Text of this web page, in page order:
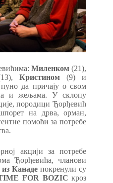
Миленком(21),
Кристином(9) и
да причају о свом
и жељама. У склопу
породици Ђорђевић
на дрва, орман,
помоћи за потребе
акцији за потребе
Ђорђевића, чланови
Канадепокренули су
FOR BOZIC кроз